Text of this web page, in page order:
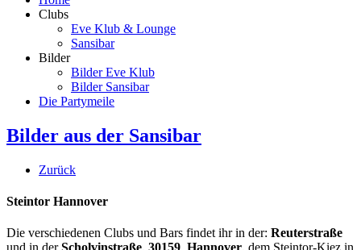
Clubs
Eve Klub & Lounge
Sansibar
Bilder
Bilder Eve Klub
Bilder Sansibar
Die Partymeile
Bilder aus der Sansibar
Zurück
Steintor Hannover
Die verschiedenen Clubs und Bars findet ihr in der: Reuterstraße